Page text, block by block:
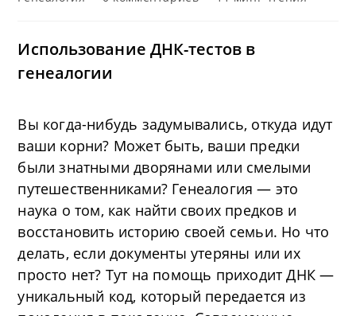
Использование ДНК-тестов в
генеалогии
Вы когда-нибудь задумывались, откуда идут
ваши корни? Может быть, ваши предки
были знатными дворянами или смелыми
путешественниками? Генеалогия — это
наука о том, как найти своих предков и
восстановить историю своей семьи. Но что
делать, если документы утеряны или их
просто нет? Тут на помощь приходит ДНК —
уникальный код, который передается из